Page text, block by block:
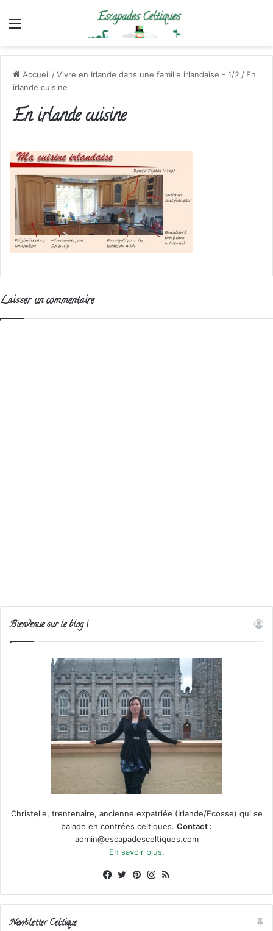
Menu
Accueil /Vivre en Irlande dans une famille irlandaise - 1/2 / En
irlande cuisine
En irlande cuisine
Laisser un commentaire
Bienvenue sur le blog !
Christelle, trentenaire, ancienne expatriée (Irlande/Ecosse) qui se
balade en contrées celtiques. Contact :
admin@escapadesceltiques.com
En savoir plus.
Facebook
X PinterestInstagram
Newsletter Celtique